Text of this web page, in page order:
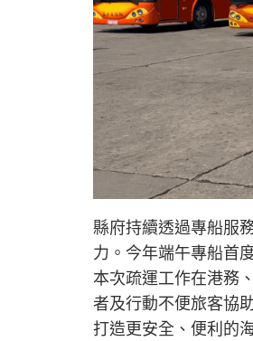
縣府持續透過專船服
力。今年端午專船首
本次疏運工作在港務
者及行動不便旅客協
打造更安全、便利的